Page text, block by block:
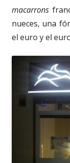
macarrons
nueces, una
el euro y el